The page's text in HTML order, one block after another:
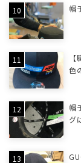
帽
色
帽
グ